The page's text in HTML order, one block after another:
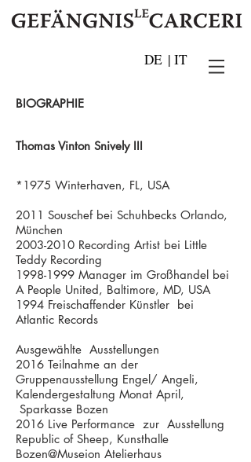
DE | IT
BIOGRAPHIE
Thomas Vinton Snively III
*1975 Winterhaven, FL, USA
2011 Souschef bei Schuhbecks Orlando,
München
2003-2010 Recording Artist bei Little
Teddy Recording
1998-1999 Manager im Großhandel bei
A People United, Baltimore, MD, USA
1994 Freischaffender Künstler bei
Atlantic Records
Ausgewählte Ausstellungen
2016 Teilnahme an der
Gruppenausstellung Engel/ Angeli,
Kalendergestaltung Monat April,
Sparkasse Bozen
2016 Live Performance zur Ausstellung
Republic of Sheep, Kunsthalle
Bozen@Museion Atelierhaus